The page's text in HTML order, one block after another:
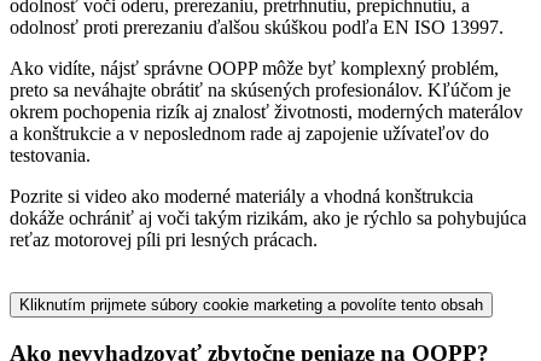
odolnosť voči oderu, prerezaniu, pretrhnutiu, prepichnutiu, a
odolnosť proti prerezaniu ďalšou skúškou podľa EN ISO 13997.
Ako vidíte, nájsť správne OOPP môže byť komplexný problém,
preto sa neváhajte obrátiť na skúsených profesionálov. Kľúčom je
okrem pochopenia rizík aj znalosť životnosti, moderných materálov
a konštrukcie a v neposlednom rade aj zapojenie užívateľov do
testovania.
Pozrite si video ako moderné materiály a vhodná konštrukcia
dokáže ochrániť aj voči takým rizikám, ako je rýchlo sa pohybujúca
reťaz motorovej píli pri lesných prácach.
Kliknutím prijmete súbory cookie marketing a povolíte tento obsah
Ako nevyhadzovať zbytočne peniaze na OOPP?